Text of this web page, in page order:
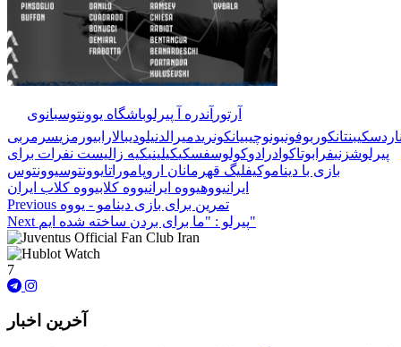
آرتور آندره آ پیرلوباشگاه یوونتوسبانوی
بنتانکور بوفونبونوچیبیانکونریدمیرالدنیلودیبالارابیورمزیسرمربی
پیرلوشزنیفرابوتاکوادرادوکولوسفسکیکیلینیکیه زا لیست نفرات برای
بازی با دیناموکیفلیگ قهرمانان اروپاموراتایوونتوسیوونتوس
ایرانیووهیووه ایرانیووه کلابیووه کلاب ایران
Previous تمرین برای بازی دینامو - یووه
Next
پیرلو : "ما برای بردن ساخته شده ایم"
7
آخرین اخبار